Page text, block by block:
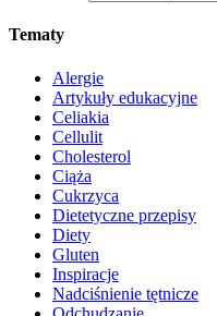
Tematy
Alergie
Artykuły edukacyjne
Celiakia
Cellulit
Cholesterol
Ciąża
Cukrzyca
Dietetyczne przepisy
Diety
Gluten
Inspiracje
Nadciśnienie tętnicze